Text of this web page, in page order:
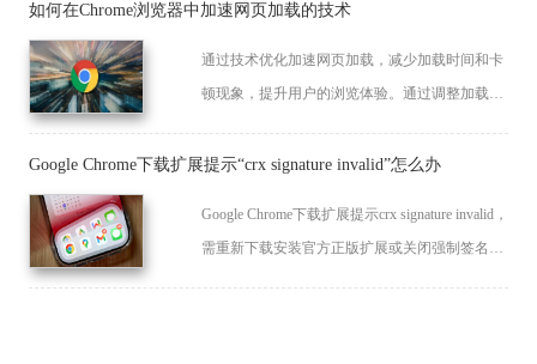
如何在Chrome浏览器中加速网页加载的技术
通过技术优化加速网页加载，减少加载时间和卡
顿现象，提升用户的浏览体验。通过调整加载优
载速度和响应时间。
Google Chrome下载扩展提示“crx signature invalid”怎么办
Google Chrome下载扩展提示crx signature invalid，
需重新下载安装官方正版扩展或关闭强制签名检